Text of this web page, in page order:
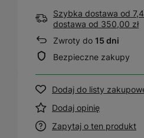
Szybka dostawa od
dostawa od 350,00 zł
Zwroty do 15 dni
Bezpieczne zakupy
Dodaj do listy
Dodaj opinię
Zapytaj o ten produkt